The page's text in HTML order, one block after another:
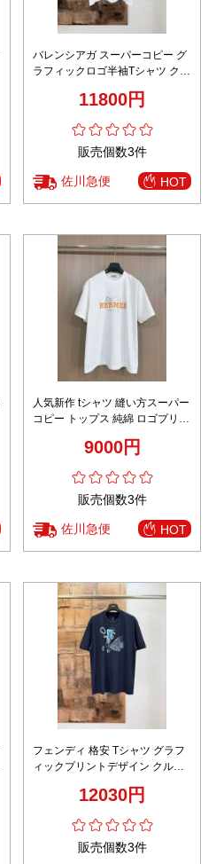
バレンシアガ スーパーコピー グ
ラフィックロゴ半袖Tシャツ クル
11800円
販売個数3件
佐川急便 HOT
人気新作 tシャツ 縫い方スーパー
コピー トップス 純綿 ロゴプリン
9000円
販売個数3件
佐川急便 HOT
フェンディ 格安 Tシャツ グラフ
ィックプリントデザイン クルー
12030円
販売個数3件